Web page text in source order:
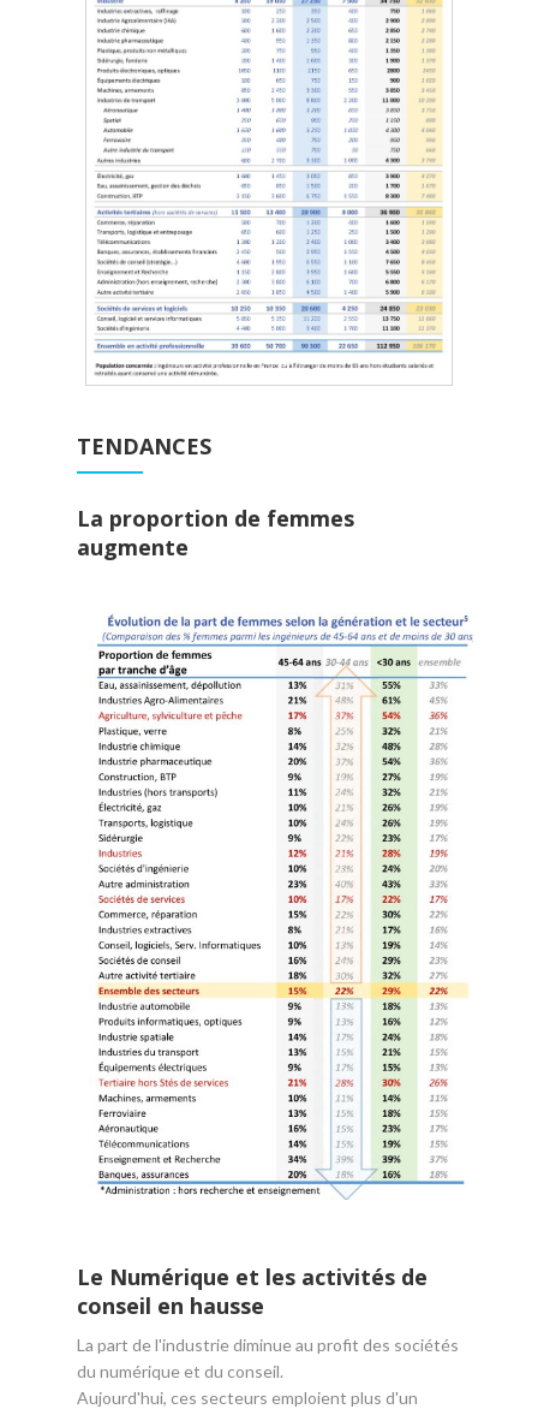
TENDANCES
La proportion de femmes
augmente
Le Numérique et les activités de
conseil en hausse
La part de l'industrie diminue au profit des sociétés
du numérique et du conseil.
Aujourd'hui, ces secteurs emploient plus d'un